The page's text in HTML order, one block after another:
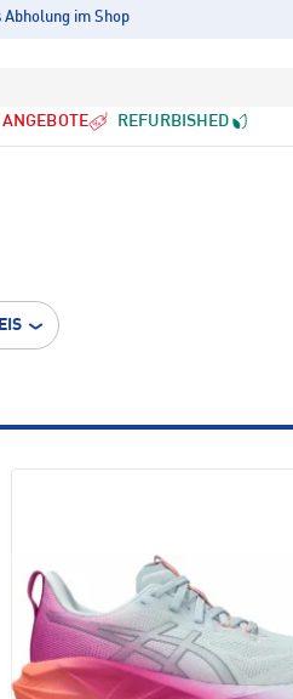
Abholung im Shop
ANGEBOTE REFURBISHED